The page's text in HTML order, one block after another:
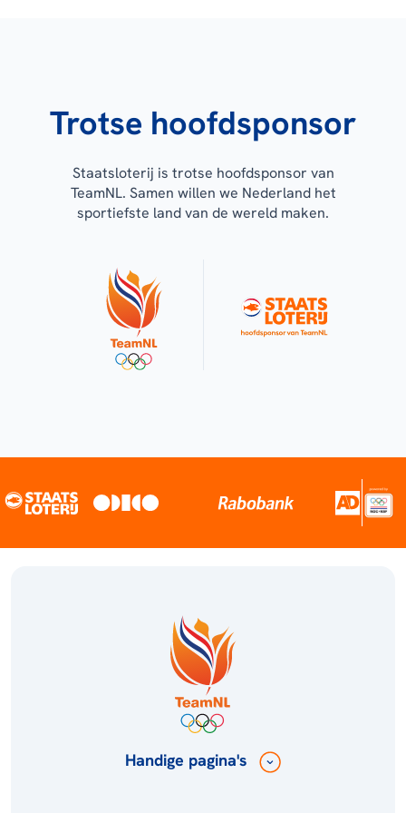
Trotse hoofdsponsor
Staatsloterij is trotse hoofdsponsor van
TeamNL. Samen willen we Nederland het
sportiefste land van de wereld maken.
Handige pagina's